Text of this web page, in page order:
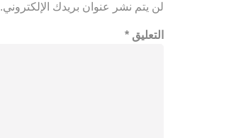
لن يتم نشر عنوان بريدك الإلكتروني.
التعليق *